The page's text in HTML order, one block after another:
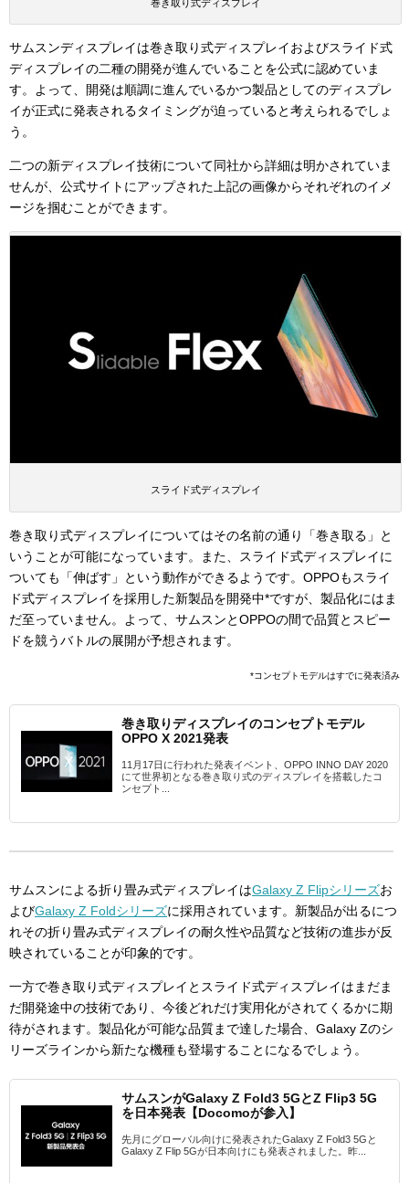
巻き取り式ディスプレイ
サムスンディスプレイは巻き取り式ディスプレイおよびスライド式
ディスプレイの二種の開発が進んでいることを公式に認めていま
す。よって、開発は順調に進んでいるかつ製品としてのディスプレ
イが正式に発表されるタイミングが迫っていると考えられるでしょ
う。
二つの新ディスプレイ技術について同社から詳細は明かされていま
せんが、公式サイトにアップされた上記の画像からそれぞれのイメ
ージを掴むことができます。
スライド式ディスプレイ
巻き取り式ディスプレイについてはその名前の通り「巻き取る」と
いうことが可能になっています。また、スライド式ディスプレイに
ついても「伸ばす」という動作ができるようです。OPPOもスライ
ド式ディスプレイを採用した新製品を開発中*ですが、製品化にはま
だ至っていません。よって、サムスンとOPPOの間で品質とスピー
ドを競うバトルの展開が予想されます。
*コンセプトモデルはすでに発表済み
巻き取りディスプレイのコンセプトモデル
OPPO X 2021発表
11月17日に行われた発表イベント、OPPO INNO DAY 2020
にて世界初となる巻き取り式のディスプレイを搭載したコ
ンセプト...
サムスンによる折り畳み式ディスプレイはGalaxy Z Flipシリーズお
よびGalaxy Z Foldシリーズに採用されています。新製品が出るにつ
れその折り畳み式ディスプレイの耐久性や品質など技術の進歩が反
映されていることが印象的です。
一方で巻き取り式ディスプレイとスライド式ディスプレイはまだま
だ開発途中の技術であり、今後どれだけ実用化がされてくるかに期
待がされます。製品化が可能な品質まで達した場合、Galaxy Zのシ
リーズラインから新たな機種も登場することになるでしょう。
サムスンがGalaxy Z Fold3 5GとZ Flip3 5G
を日本発表【Docomoが参入】
先月にグローバル向けに発表されたGalaxy Z Fold3 5Gと
Galaxy Z Flip 5Gが日本向けにも発表されました。昨...